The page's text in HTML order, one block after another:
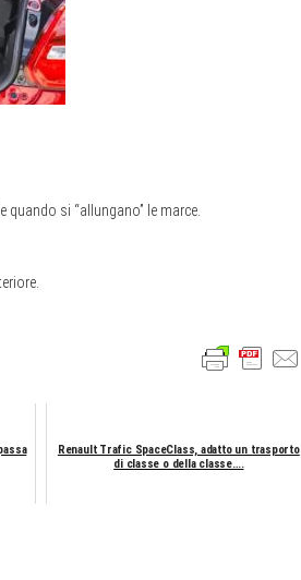
si “allungano” le marce.
Renault Trafic SpaceClass, adatto un trasporto
di classe o della classe….